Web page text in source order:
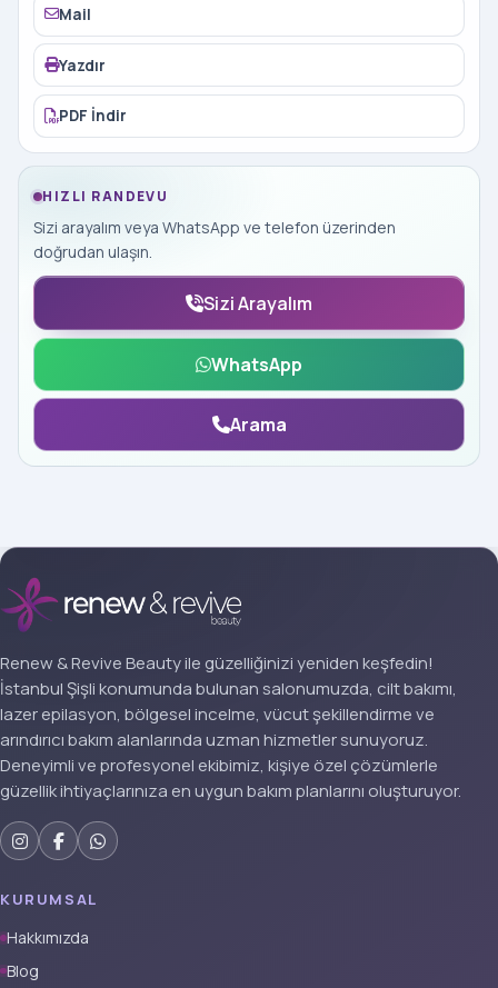
Mail
Yazdır
PDF İndir
HIZLI RANDEVU
Sizi arayalım veya WhatsApp ve telefon üzerinden
doğrudan ulaşın.
Sizi Arayalım
WhatsApp
Arama
Renew & Revive Beauty ile güzelliğinizi yeniden keşfedin!
İstanbul Şişli konumunda bulunan salonumuzda, cilt bakımı,
lazer epilasyon, bölgesel incelme, vücut şekillendirme ve
arındırıcı bakım alanlarında uzman hizmetler sunuyoruz.
Deneyimli ve profesyonel ekibimiz, kişiye özel çözümlerle
güzellik ihtiyaçlarınıza en uygun bakım planlarını oluşturuyor.
KURUMSAL
Hakkımızda
Blog